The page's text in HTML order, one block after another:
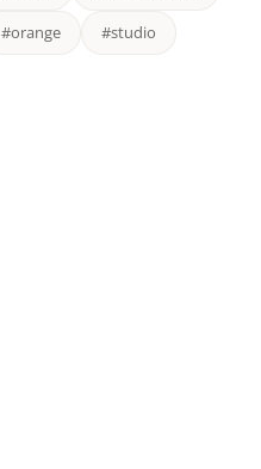
#orange #studio